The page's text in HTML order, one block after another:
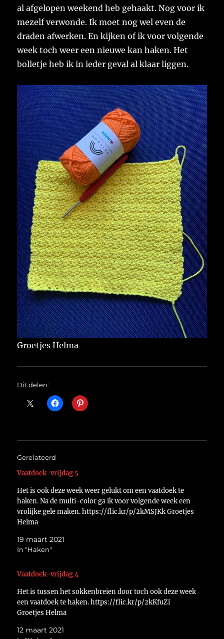
al afgelopen weekend heb gehaakt. Nog voor ik
mezelf verwonde. Ik moet nog wel even de
draden afwerken. En kijken of ik voor volgende
week toch weer een nieuwe kan haken. Het
bolletje heb ik in ieder geval al klaar liggen.
Groetjes Helma
Dit delen:
Gerelateerd
Vaatdoek-vrijdag 5
Het is ook deze week weer gelukt om een vaatdoek te
haken. Na de multi-color ga ik voor volgende week een
vrolijke gele maken. https://flic.kr/p/2kMSJKk Groetjes
Helma
19 maart 2021
In "Haken"
Vaatdoek-vrijdag 4
Het is tussen het sokkenbreien door toch ook deze week
een vaatdoek te haken. https://flic.kr/p/2kKfuZi
Groetjes Helma
12 maart 2021